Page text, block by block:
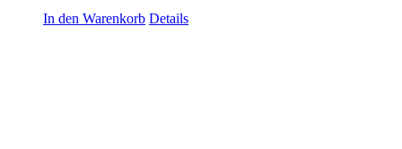
In den Warenkorb Details